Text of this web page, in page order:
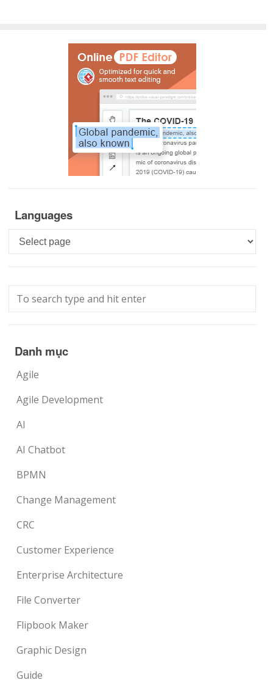
Languages
Languages
Danh mục
Agile
Agile Development
AI
AI Chatbot
BPMN
Change Management
CRC
Customer Experience
Enterprise Architecture
File Converter
Flipbook Maker
Graphic Design
Guide